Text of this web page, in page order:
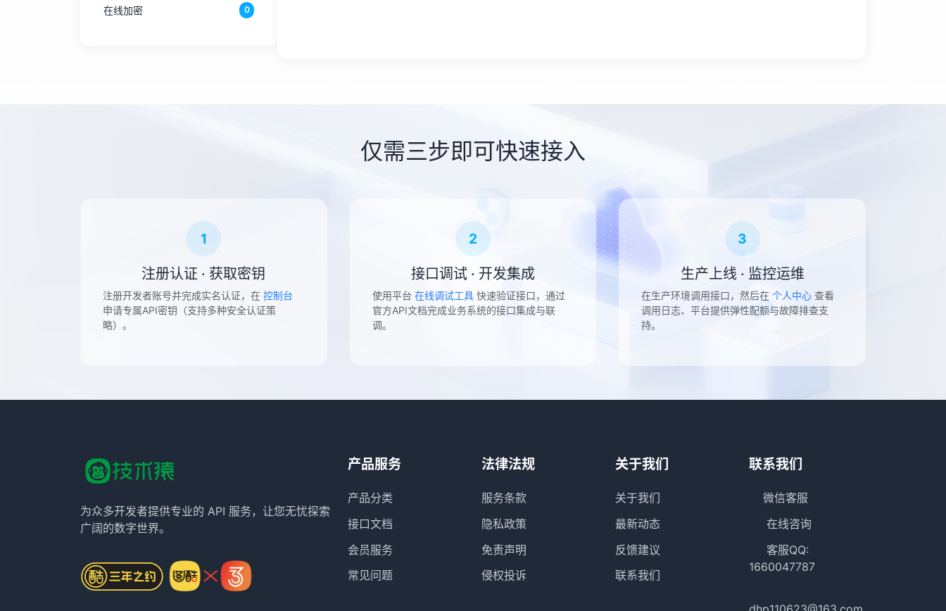
在线加密 0
仅需三步即可快速接入
1
注册认证 · 获取密钥
注册开发者账号并完成实名认证，在 控制台
申请专属API密钥（支持多种安全认证策
略）。
2
接口调试 · 开发集成
使用平台 在线调试工具快速验证接口，通过
官方API文档完成业务系统的接口集成与联
调。
3
生产上线 · 监控运维
在生产环境调用接口，然后在个人中心 查看
调用日志、平台提供弹性配额与故障排查支
持。
为众多开发者提供专业的 API 服务，让您无忧探索
广阔的数字世界。
产品服务
产品分类
接口文档
会员服务
常见问题
法律法规
服务条款
隐私政策
免责声明
侵权投诉
关于我们
关于我们
最新动态
反馈建议
联系我们
联系我们
微信客服
在线咨询
客服QQ:
1660047787